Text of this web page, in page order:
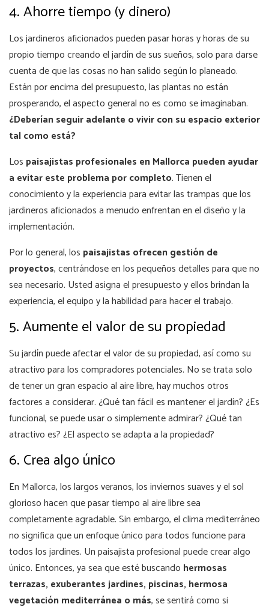
4. Ahorre tiempo (y dinero)
Los jardineros aficionados pueden pasar horas y horas de su
propio tiempo creando el jardín de sus sueños, solo para darse
cuenta de que las cosas no han salido según lo planeado.
Están por encima del presupuesto, las plantas no están
prosperando, el aspecto general no es como se imaginaban.
¿Deberían seguir adelante o vivir con su espacio exterior
tal como está?
Los paisajistas profesionales en Mallorca pueden ayudar
a evitar este problema por completo. Tienen el
conocimiento y la experiencia para evitar las trampas que los
jardineros aficionados a menudo enfrentan en el diseño y la
implementación.
Por lo general, los paisajistas ofrecen gestión de
proyectos, centrándose en los pequeños detalles para que no
sea necesario. Usted asigna el presupuesto y ellos brindan la
experiencia, el equipo y la habilidad para hacer el trabajo.
5. Aumente el valor de su propiedad
Su jardín puede afectar el valor de su propiedad, así como su
atractivo para los compradores potenciales. No se trata solo
de tener un gran espacio al aire libre, hay muchos otros
factores a considerar. ¿Qué tan fácil es mantener el jardín? ¿Es
funcional, se puede usar o simplemente admirar? ¿Qué tan
atractivo es? ¿El aspecto se adapta a la propiedad?
6. Crea algo único
En Mallorca, los largos veranos, los inviernos suaves y el sol
glorioso hacen que pasar tiempo al aire libre sea
completamente agradable. Sin embargo, el clima mediterráneo
no significa que un enfoque único para todos funcione para
todos los jardines. Un paisajista profesional puede crear algo
único. Entonces, ya sea que esté buscando hermosas
terrazas, exuberantes jardines, piscinas, hermosa
vegetación mediterránea o más, se sentirá como si